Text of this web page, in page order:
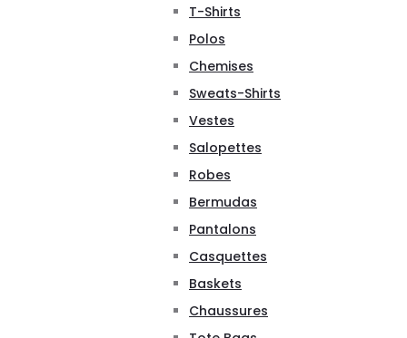
T-Shirts
Polos
Chemises
Sweats-Shirts
Vestes
Salopettes
Robes
Bermudas
Pantalons
Casquettes
Baskets
Chaussures